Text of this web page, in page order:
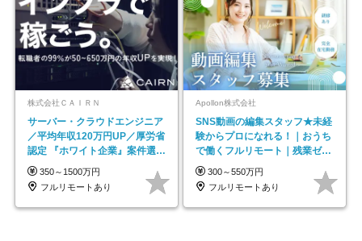
株式会社ＣＡＩＲＮ
サーバー・クラウドエンジニア
／平均年収120万円UP／厚労省
認定 『ホワイト企業』案件選択
制度／年休129日
350～1500万円
フルリモートあり
Apollon株式会社
SNS動画の編集スタッフ★未経
験からプロになれる！｜おうち
で働くフルリモート｜残業ゼロ
で18時退勤◎
300～550万円
フルリモートあり